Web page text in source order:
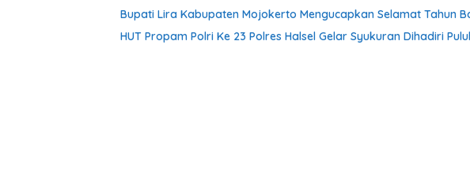
Bupati Lira Kabupaten Mojokerto Mengucapkan Selamat Tahun
HUT Propam Polri Ke 23 Polres Halsel Gelar Syukuran Dihadiri